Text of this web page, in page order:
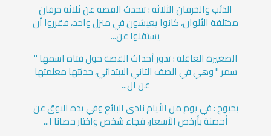
الذئب والخرفان الثلاثة : تتحدث القصة عن ثلاثة خرفان
مختلفة الألوان، كانوا يعيشون في منزل واحد، فقرروا أن
يستقلوا عن...
الصغيرة العاقلة : تدور أحداث القصة حول فتاه اسمها "
سمر " وهي في الصف الثاني الابتدائي، حدثتها معلمتها
عن ال...
بحبوح : في يوم من الأيام نادى البائع وفي يده البوق عن
أحصنة بأرخص الأسعار، فجاء شخص واختار حصانا ا...